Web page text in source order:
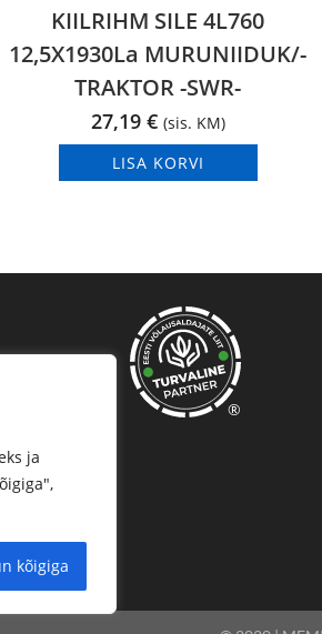
ja
kõigiga
KIILRIHM SILE 4L760
12,5X1930La MURUNIIDUK/-
TRAKTOR -SWR-
27,19 € (sis. KM)
LISA KORVI
®